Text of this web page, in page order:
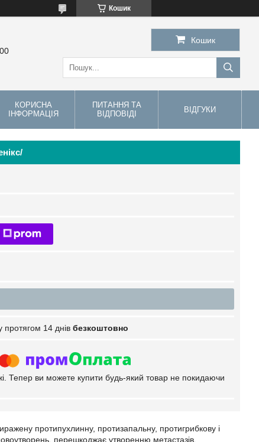
Кошик
Кошик
КОРИСНА
ІНФОРМАЦІЯ
ПИТАННЯ ТА
ВІДПОВІДІ
ВІДГУКИ
протягом 14 днів безкоштовно
Тепер ви можете купити будь-який товар не покидаючи
протипухлинну, протизапальну, протигрибкову і
перешкоджає утворенню метастазів,